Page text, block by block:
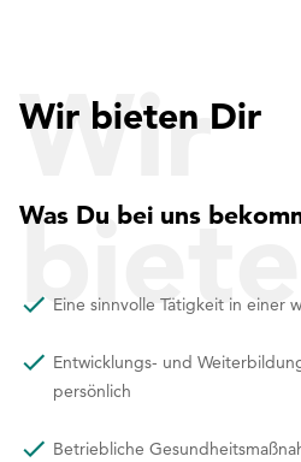
Wir
Dir
Wir bieten Dir
Was Du bei uns
Eine sinnvolle Tätigkeit in einer
Entwicklungs- und
persönlich
Betriebliche